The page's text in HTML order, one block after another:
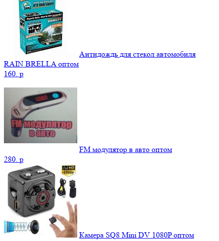
Антидождь для стекол автомобиля
RAIN BRELLA оптом
160. p
FM модулятор в авто оптом
280. p
Камера SQ8 Mini DV 1080P оптом